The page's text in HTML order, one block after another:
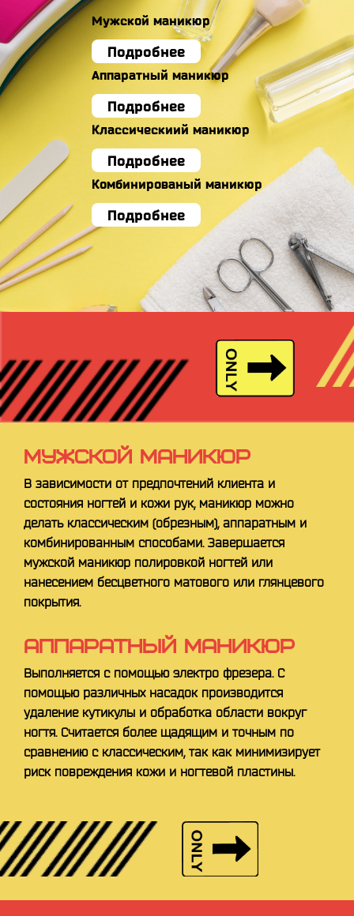
Мужской маникюр
Подробнее
Аппаратный маникюр
Подробнее
Классическиий маникюр
Подробнее
Комбинированый маникюр
Подробнее
МУЖСКОЙ МАНИКЮР
В зависимости от предпочтений клиента и
состояния ногтей и кожи рук, маникюр можно
делать классическим (обрезным), аппаратным и
комбинированным способами. Завершается
мужской маникюр полировкой ногтей или
нанесением бесцветного матового или глянцевого
покрытия.
АППАРАТНЫЙ МАНИКЮР
Выполняется с помощью электро фрезера. С
помощью различных насадок производится
удаление кутикулы и обработка области вокруг
ногтя. Считается более щадящим и точным по
сравнению с классическим, так как минимизирует
риск повреждения кожи и ногтевой пластины.